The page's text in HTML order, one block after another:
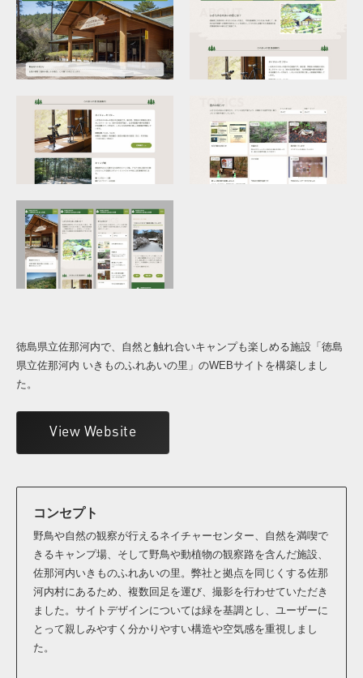
徳島県立佐那河内で、自然と触れ合いキャンプも楽しめる施設「徳島
県立佐那河内 いきものふれあいの里」のWEBサイトを構築しまし
た。
View Website
コンセプト
野鳥や自然の観察が行えるネイチャーセンター、自然を満喫で
きるキャンプ場、そして野鳥や動植物の観察路を含んだ施設、
佐那河内いきものふれあいの里。弊社と拠点を同じくする佐那
河内村にあるため、複数回足を運び、撮影を行わせていただき
ました。サイトデザインについては緑を基調とし、ユーザーに
とって親しみやすく分かりやすい構造や空気感を重視しまし
た。